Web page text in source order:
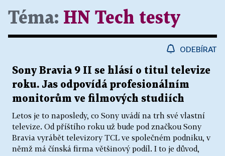
Téma: HN Tech testy
ODEBÍRAT
Sony Bravia 9 II se hlásí o titul televize
roku. Jas odpovídá profesionálním
monitorům ve filmových studiích
Letos je to naposledy, co Sony uvádí na trh své vlastní
televize. Od příštího roku už bude pod značkou Sony
Bravia vyrábět televizory TCL ve společném podniku, v
němž má čínská firma většinový podíl. I to je důvod,